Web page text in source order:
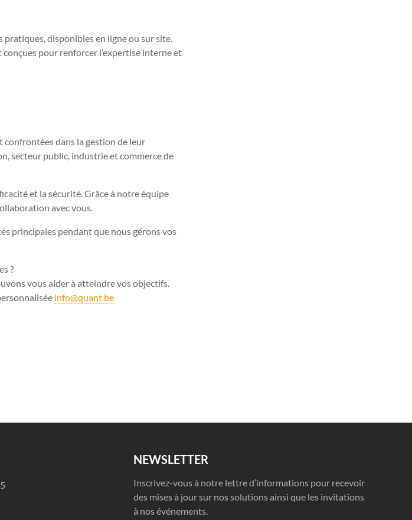
pratiques, disponibles en ligne ou sur site.
pour renforcer l’expertise interne et
confrontées dans la gestion de leur
secteur public, industrie et commerce de
et la sécurité. Grâce à notre équipe
avec vous.
principales pendant que nous gérons vos
?
vous aider à atteindre vos objectifs.
info@quant.be
NEWSLETTER
Inscrivez-vous à notre lettre d’informations pour recevoir
des mises à jour sur nos solutions ainsi que les invitations
à nos événements.